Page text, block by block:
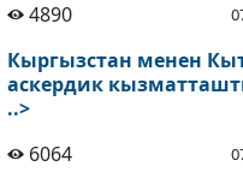
4890
Кыргызстан менен
аскердик
..>
6064